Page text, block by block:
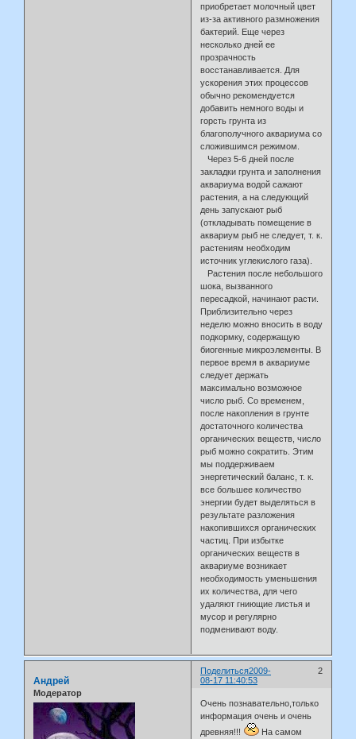
приобретает молочный цвет
из-за активного размножения
бактерий. Еще через
несколько дней ее
прозрачность
восстанавливается. Для
ускорения этих процессов
обычно рекомендуется
добавить немного воды и
горсть грунта из
благополучного аквариума со
сложившимся режимом.
Через 5-6 дней после
закладки грунта и заполнения
аквариума водой сажают
растения, а на следующий
день запускают рыб
(откладывать помещение в
аквариум рыб не следует, т. к.
растениям необходим
источник углекислого газа).
Растения после небольшого
шока, вызванного
пересадкой, начинают расти.
Приблизительно через
неделю можно вносить в воду
подкормку, содержащую
биогенные микроэлементы. В
первое время в аквариуме
следует держать
максимально возможное
число рыб. Со временем,
после накопления в грунте
достаточного количества
органических веществ, число
рыб можно сократить. Этим
мы поддерживаем
энергетический баланс, т. к.
все большее количество
энергии будет выделяться в
результате разложения
накопившихся органических
частиц. При избытке
органических веществ в
аквариуме возникает
необходимость уменьшения
их количества, для чего
удаляют гниющие листья и
мусор и регулярно
подменивают воду.
Поделиться 2
2009-
08-17 11:40:53
Андрей
Модератор
Очень познавательно,только
информация очень и очень
древняя!!!
На самом